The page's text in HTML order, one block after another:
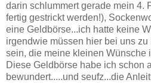
darin schlummert gerade mein 4.
fertig gestrickt werden!),
eine Geldbörse...ich hatte keine
irgendwie müssen hier bei uns
sein, die meine kleinen Wünsche
Diese Geldbörse habe ich schon
bewundert.....und seufz...die